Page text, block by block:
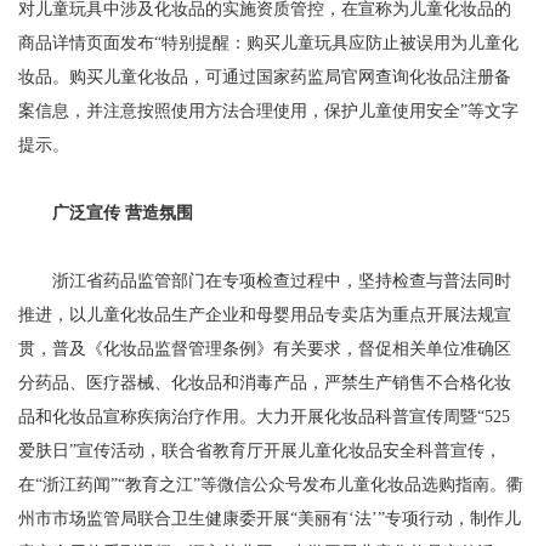
对儿童玩具中涉及化妆品的实施资质管控，在宣称为儿童化妆品的
商品详情页面发布“特别提醒：购买儿童玩具应防止被误用为儿童化
妆品。购买儿童化妆品，可通过国家药监局官网查询化妆品注册备
案信息，并注意按照使用方法合理使用，保护儿童使用安全”等文字
提示。
广泛宣传 营造氛围
浙江省药品监管部门在专项检查过程中，坚持检查与普法同时
推进，以儿童化妆品生产企业和母婴用品专卖店为重点开展法规宣
贯，普及《化妆品监督管理条例》有关要求，督促相关单位准确区
分药品、医疗器械、化妆品和消毒产品，严禁生产销售不合格化妆
品和化妆品宣称疾病治疗作用。大力开展化妆品科普宣传周暨“525
爱肤日”宣传活动，联合省教育厅开展儿童化妆品安全科普宣传，
在“浙江药闻”“教育之江”等微信公众号发布儿童化妆品选购指南。衢
州市市场监管局联合卫生健康委开展“美丽有‘法’”专项行动，制作儿